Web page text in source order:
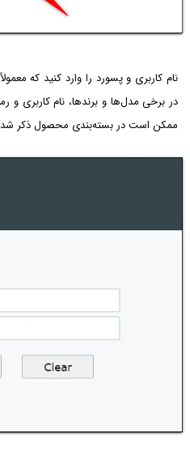
در برخی مدل‌ها و برندها، نام کاربری
ممکن است در بسته‌بندی محصول ذکر